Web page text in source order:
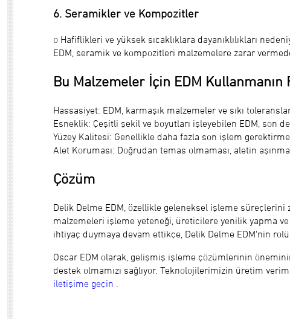
6. Seramikler ve Kompozitler
o Hafiflikleri ve yüksek sıcaklıklara dayanıklılıkları
EDM, seramik ve kompozitleri malzemelere zarar
Bu Malzemeler İçin EDM Kullanmanın
Hassasiyet: EDM, karmaşık malzemeler ve sıkı
Esneklik: Çeşitli şekil ve boyutları işleyebilen EDM, son
Yüzey Kalitesi: Genellikle daha fazla son işlem
Alet Koruması: Doğrudan temas olmaması, aletin
Çözüm
Delik Delme EDM, özellikle geleneksel işleme
malzemeleri işleme yeteneği, üreticilere yenilik yapma
ihtiyaç duymaya devam ettikçe, Delik Delme EDM'nin
Oscar EDM olarak, gelişmiş işleme çözümlerinin
destek olmamızı sağlıyor. Teknolojilerimizin üretim
iletişime geçin